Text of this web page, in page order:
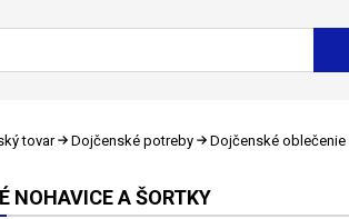
tovar Dojčenské potreby Dojčenské oblečenie
NOHAVICE A ŠORTKY